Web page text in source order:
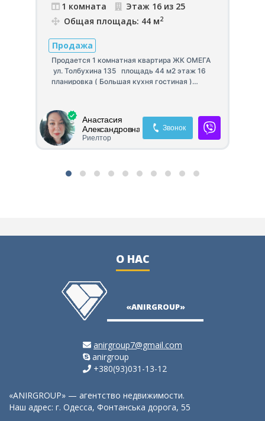
1 комната
Этаж 16 из 25
Общая площадь: 44 м2
Продажа
Продается 1 комнатная квартира ЖК ОМЕГА
ул. Толбухина 135 площадь 44 м2 этаж 16
планировка ( Большая кухня гостиная )
Анастасия
Александровна
Риелтор
Звонок
О НАС
«ANIRGROUP»
anirgroup7@gmail.com
anirgroup
+380(93)031-13-12
«ANIRGROUP» — агентство недвижимости.
Наш адрес: г. Одесса, Фонтанська дорога, 55